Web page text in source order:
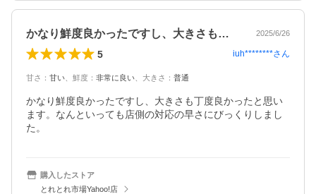
かなり鮮度良かったですし、大きさも丁度… 2025/6/26
5 iuh********さん
甘さ ： 甘い 鮮度 ： 非常に良い 大きさ ： 普通
かなり鮮度良かったですし、大きさも丁度良かったと思い
ます。なんといっても店側の対応の早さにびっくりしまし
た。
購入したストア
とれとれ市場Yahoo!店